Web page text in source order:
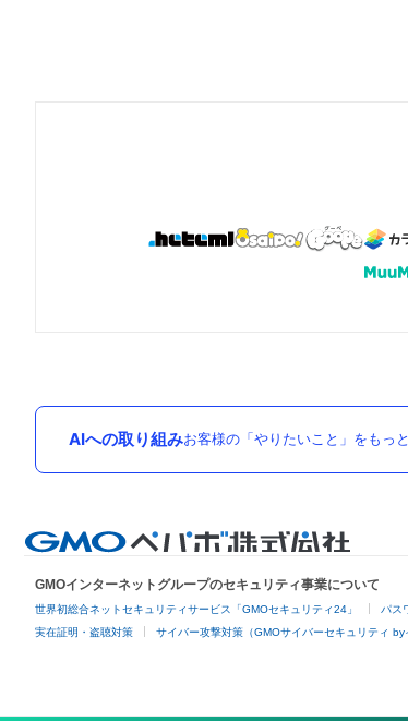
AIへの取り組みお客様の「やりたいこと」をもっ
GMOインターネットグループのセキュリティ事業について
世界初総合ネットセキュリティサービス「GMOセキュリティ24」 パス
実在証明・盗聴対策 サイバー攻撃対策（GMOサイバーセキュリティ by